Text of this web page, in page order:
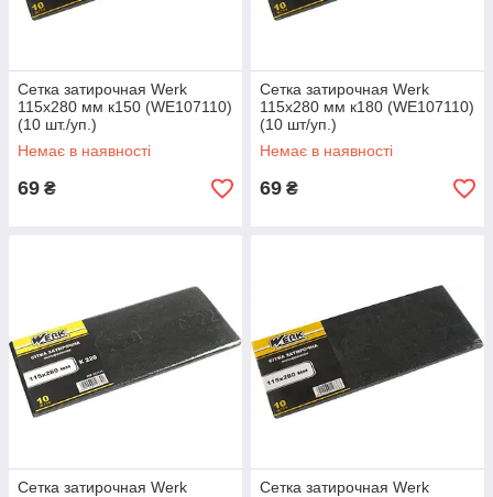
Сетка затирочная Werk
115х280 мм к150 (WE107110)
(10 шт./уп.)
Немає в наявності
69 ₴
Сетка затирочная Werk
115х280 мм к180 (WE107110)
(10 шт/уп.)
Немає в наявності
69 ₴
Сетка затирочная Werk
Сетка затирочная Werk